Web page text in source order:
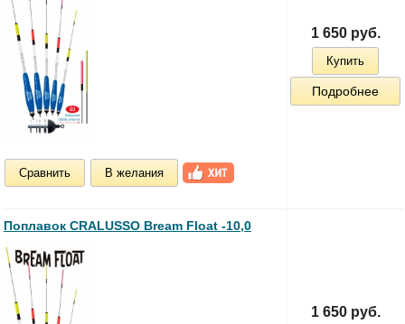
Сравнить В желания
1 650 руб.
Купить
Подробнее
Поплавок CRALUSSO Bream Float -10,0
1 650 руб.